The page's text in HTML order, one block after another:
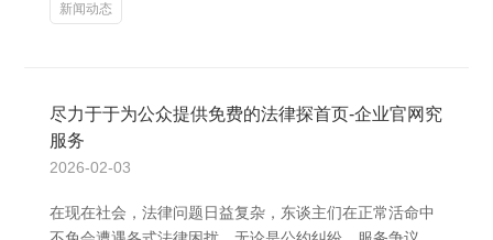
新闻动态
尽力于于为公众提供免费的法律探首页-企业官网究
服务
2026-02-03
在现在社会，法律问题日益复杂，东谈主们在正常活命中